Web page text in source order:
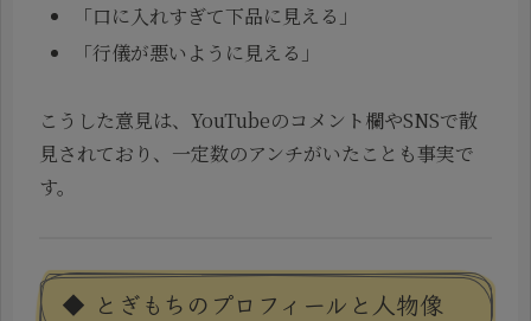
「口に入れすぎて下品に見える」
「行儀が悪いように見える」
こうした意見は、YouTubeのコメント欄やSNSで散
見されており、一定数のアンチがいたことも事実で
す。
◆ とぎもちのプロフィールと人物像